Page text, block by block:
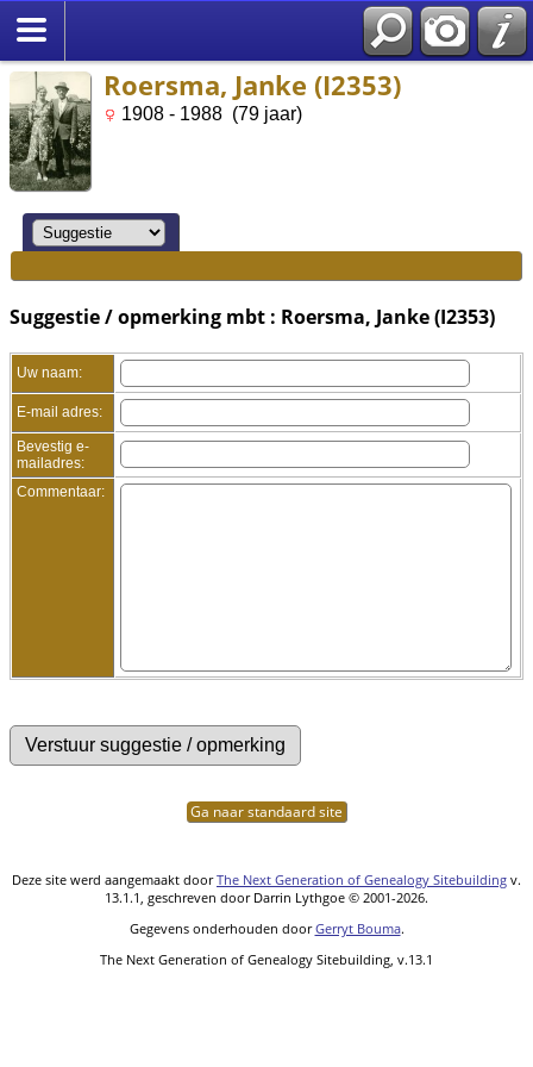
Roersma, Janke (I2353)
1908 - 1988 (79 jaar)
Suggestie / opmerking mbt : Roersma, Janke (I2353)
Uw naam:
E-mail adres:
Bevestig e-
mailadres:
Commentaar:
Ga naar standaard site
Deze site werd aangemaakt doorThe Next Generation of Genealogy Sitebuilding v.
13.1.1, geschreven door Darrin Lythgoe © 2001-2026.
Gegevens onderhouden doorGerryt Bouma.
The Next Generation of Genealogy Sitebuilding, v.13.1